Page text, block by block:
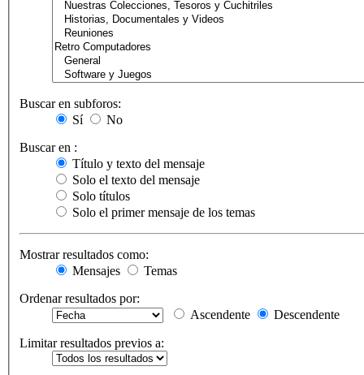
Buscar en subforos:
Sí
No
Buscar en :
Título y texto del mensaje
Solo el texto del mensaje
Solo títulos
Solo el primer mensaje de los temas
Mostrar resultados como:
Mensajes
Temas
Ordenar resultados por:
Ascendente
Descendente
Limitar resultados previos a: